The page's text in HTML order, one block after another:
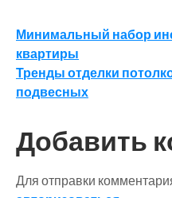
Навигация
по
записям
Минимальный набор
квартиры
Тренды отделки
подвесных
Добавить
Для отправки